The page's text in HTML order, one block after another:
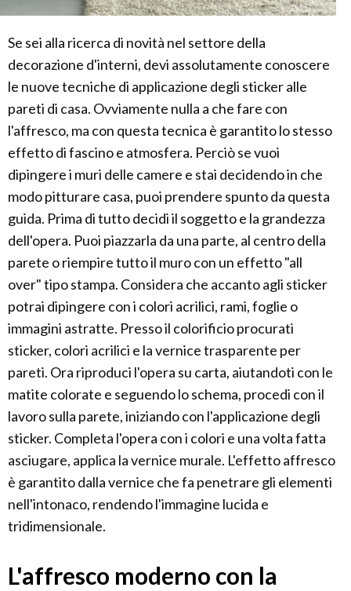
Se sei alla ricerca di novità nel settore della
decorazione d'interni, devi assolutamente conoscere
le nuove tecniche di applicazione degli sticker alle
pareti di casa. Ovviamente nulla a che fare con
l'affresco, ma con questa tecnica è garantito lo stesso
effetto di fascino e atmosfera. Perciò se vuoi
dipingere i muri delle camere e stai decidendo in che
modo pitturare casa, puoi prendere spunto da questa
guida. Prima di tutto decidi il soggetto e la grandezza
dell'opera. Puoi piazzarla da una parte, al centro della
parete o riempire tutto il muro con un effetto "all
over" tipo stampa. Considera che accanto agli sticker
potrai dipingere con i colori acrilici, rami, foglie o
immagini astratte. Presso il colorificio procurati
sticker, colori acrilici e la vernice trasparente per
pareti. Ora riproduci l'opera su carta, aiutandoti con le
matite colorate e seguendo lo schema, procedi con il
lavoro sulla parete, iniziando con l'applicazione degli
sticker. Completa l'opera con i colori e una volta fatta
asciugare, applica la vernice murale. L'effetto affresco
è garantito dalla vernice che fa penetrare gli elementi
nell'intonaco, rendendo l'immagine lucida e
tridimensionale.
L'affresco moderno con la